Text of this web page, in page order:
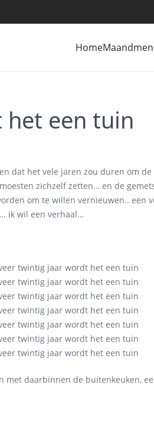
Home
een tuin
dat het vele jaren zou duren om
zichzelf zetten… en de
om te willen vernieuwen.. een
ik wil een verhaal…
daarbinnen de buitenkeuken,